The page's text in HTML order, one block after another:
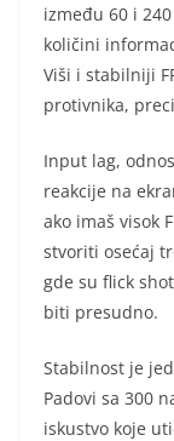
između 60 i
količini
Viši i stabilniji
protivnika,
Input lag,
reakcije na
ako imaš visok
stvoriti osećaj
gde su flick
biti presudno.
Stabilnost je
Padovi sa 300
iskustvo koje